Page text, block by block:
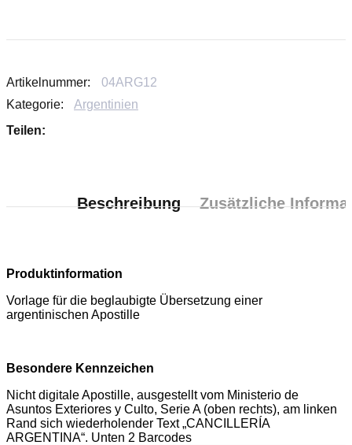
Artikelnummer:
04ARG12
Kategorie:
Argentinien
Teilen:
Beschreibung Zusätzliche
Produktinformation
Vorlage für die beglaubigte Übersetzung einer
argentinischen Apostille
Besondere Kennzeichen
Nicht digitale Apostille, ausgestellt vom Ministerio de
Asuntos Exteriores y Culto, Serie A (oben rechts), am linken
Rand sich wiederholender Text „CANCILLERÍA
ARGENTINA“. Unten 2 Barcodes